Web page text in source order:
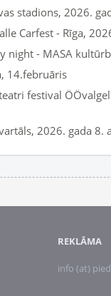
stadions, 2026.
Carfest - Rīga,
night - MASA
14.februāris
festival
2026. gada 8.
REKLĀMA
info (at)